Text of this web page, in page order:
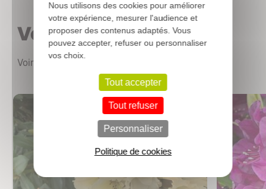
Vous aimerez aussi
Voir les autres produits
Nous utilisons des cookies pour améliorer
votre expérience, mesurer l'audience et
proposer des contenus adaptés. Vous
pouvez accepter, refuser ou personnaliser
vos choix.
Tout accepter
Tout refuser
Personnaliser
Politique de cookies